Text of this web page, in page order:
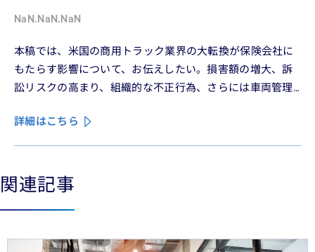
NaN.NaN.NaN
本稿では、米国の商用トラック業界の大転換が保険会社に
もたらす影響について、お伝えしたい。損害額の増大、訴
訟リスクの高まり、組織的な不正行為、さらには車両管理
ある。
詳細はこちら
See more See less
関連記事